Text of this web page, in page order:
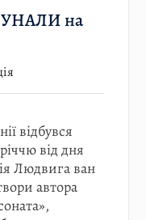
на
відбувся
від дня
Людвига ван
автора